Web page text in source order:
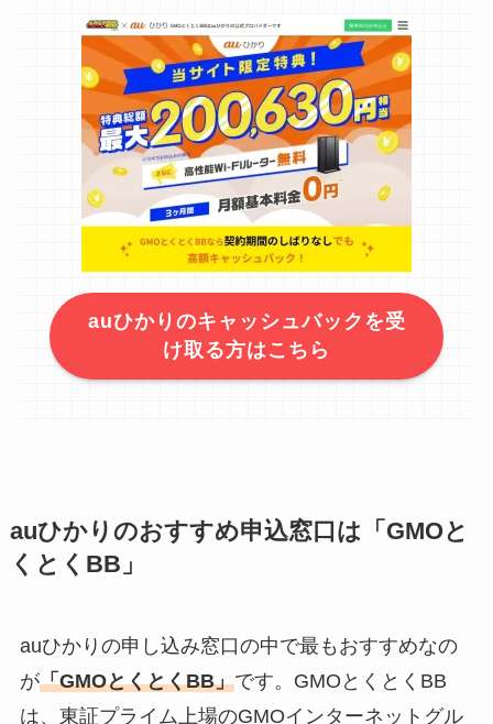
auひかりのキャッシュバックを受
け取る方はこちら
auひかりのおすすめ申込窓口は「GMOと
くとくBB」
auひかりの申し込み窓口の中で最もおすすめなの
が「GMOとくとくBB」です。GMOとくとくBB
は、東証プライム上場のGMOインターネットグル